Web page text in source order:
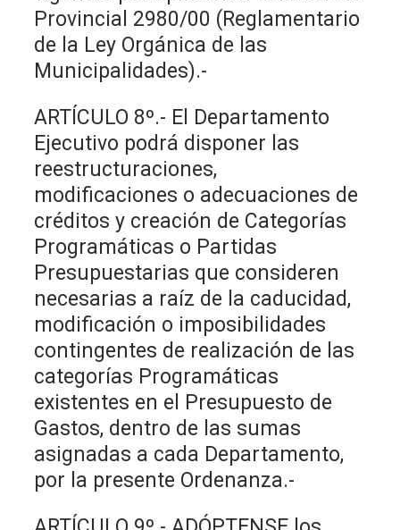
Provincial 2980/00 (Reglamentario
de la Ley Orgánica de las
Municipalidades).-
ARTÍCULO 8º.- El Departamento
Ejecutivo podrá disponer las
reestructuraciones,
modificaciones o adecuaciones de
créditos y creación de Categorías
Programáticas o Partidas
Presupuestarias que consideren
necesarias a raíz de la caducidad,
modificación o imposibilidades
contingentes de realización de las
categorías Programáticas
existentes en el Presupuesto de
Gastos, dentro de las sumas
asignadas a cada Departamento,
por la presente Ordenanza.-